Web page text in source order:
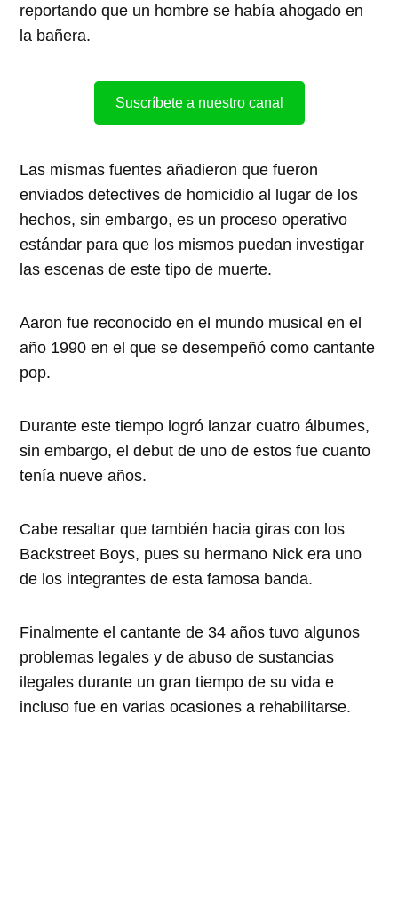
reportando que un hombre se había ahogado en
la bañera.
Suscríbete a nuestro canal
Las mismas fuentes añadieron que fueron
enviados detectives de homicidio al lugar de los
hechos, sin embargo, es un proceso operativo
estándar para que los mismos puedan investigar
las escenas de este tipo de muerte.
Aaron fue reconocido en el mundo musical en el
año 1990 en el que se desempeñó como cantante
pop.
Durante este tiempo logró lanzar cuatro álbumes,
sin embargo, el debut de uno de estos fue cuanto
tenía nueve años.
Cabe resaltar que también hacia giras con los
Backstreet Boys, pues su hermano Nick era uno
de los integrantes de esta famosa banda.
Finalmente el cantante de 34 años tuvo algunos
problemas legales y de abuso de sustancias
ilegales durante un gran tiempo de su vida e
incluso fue en varias ocasiones a rehabilitarse.